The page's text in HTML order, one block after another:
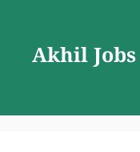
contentAkhil Jobs